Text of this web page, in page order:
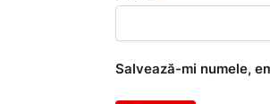
Salvează-mi numele,